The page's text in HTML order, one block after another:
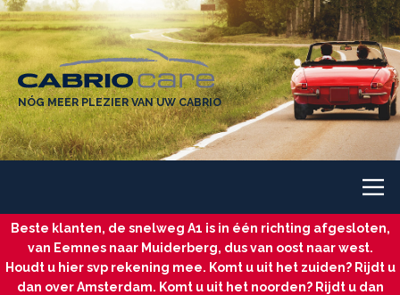
NÓG MEER PLEZIER VAN UW CABRIO
Beste klanten, de snelweg A1 is in één richting afgesloten,
van Eemnes naar Muiderberg, dus van oost naar west.
Houdt u hier svp rekening mee. Komt u uit het zuiden? Rijdt u
dan over Amsterdam. Komt u uit het noorden? Rijdt u dan